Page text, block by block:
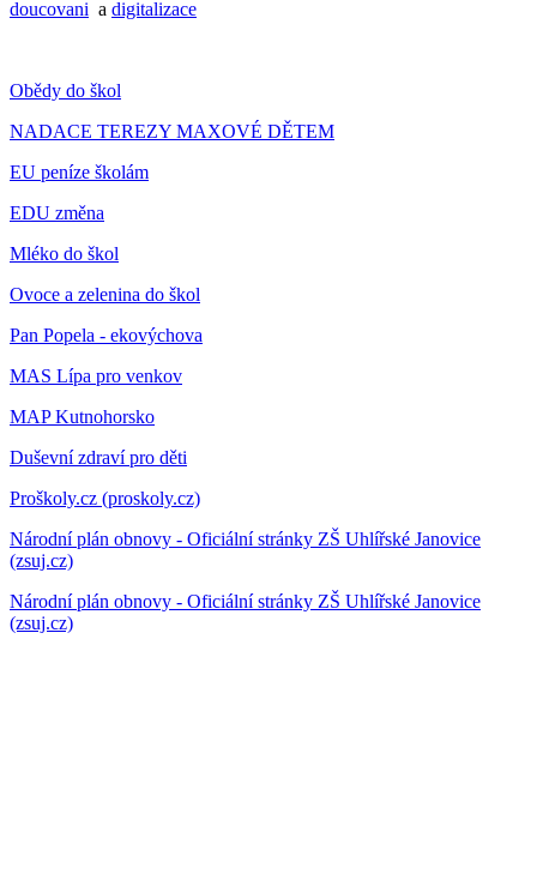
doucovani a digitalizace
Obědy do škol
NADACE TEREZY MAXOVÉ DĚTEM
EU peníze školám
EDU změna
Mléko do škol
Ovoce a zelenina do škol
Pan Popela - ekovýchova
MAS Lípa pro venkov
MAP Kutnohorsko
Duševní zdraví pro děti
Proškoly.cz (proskoly.cz)
Národní plán obnovy - Oficiální stránky ZŠ Uhlířské Janovice
(zsuj.cz)
Národní plán obnovy - Oficiální stránky ZŠ Uhlířské Janovice
(zsuj.cz)